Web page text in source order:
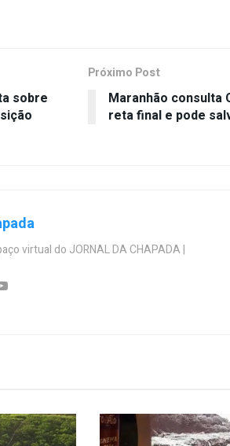
sobre
Próximo Post
Maranhão consulta
reta final e pode
virtual do JORNAL DA CHAPADA |